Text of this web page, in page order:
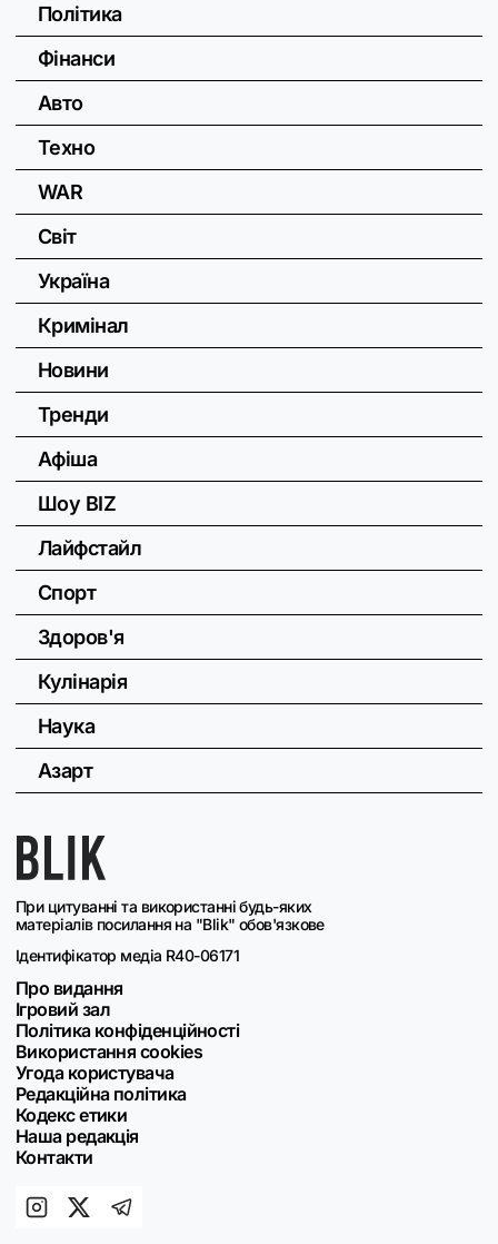
При цитуванні та використанні будь-яких
матеріалів посилання на "Blik" обов'язкове
Ідентифікатор медіа R40-06171
Про видання
Ігровий зал
Політика конфіденційності
Використання cookies
Угода користувача
Редакційна політика
Кодекс етики
Наша редакція
Контакти
Політика
Фінанси
Авто
Техно
WAR
Світ
Україна
Кримінал
Новини
Тренди
Афіша
Шоу BIZ
Лайфстайл
Спорт
Здоров'я
Кулінарія
Наука
Азарт